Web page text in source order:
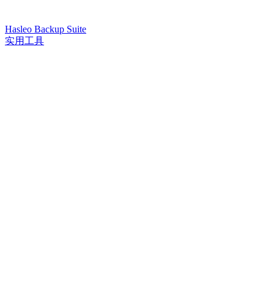
Hasleo Backup Suite
实用工具